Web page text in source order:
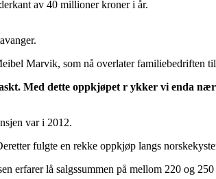
av 40 millioner kroner i år.
Marvik, som nå overlater familiebedriften
Med dette oppkjøpet r ykker vi enda
var i 2012.
fulgte en rekke oppkjøp langs
erfarer lå salgssummen på mellom 220 og